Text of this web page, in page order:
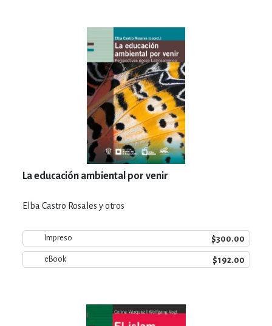
La educación ambiental por venir
Elba Castro Rosales y otros
Impreso $300.00
eBook $192.00